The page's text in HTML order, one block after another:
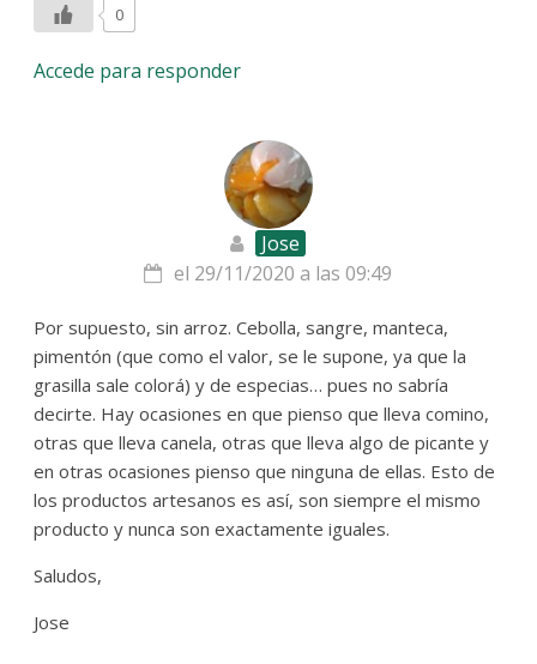
0
Accede para responder
Jose
el 29/11/2020 a las 09:49
Por supuesto, sin arroz. Cebolla, sangre, manteca,
pimentón (que como el valor, se le supone, ya que la
grasilla sale colorá) y de especias… pues no sabría
decirte. Hay ocasiones en que pienso que lleva comino,
otras que lleva canela, otras que lleva algo de picante y
en otras ocasiones pienso que ninguna de ellas. Esto de
los productos artesanos es así, son siempre el mismo
producto y nunca son exactamente iguales.
Saludos,
Jose